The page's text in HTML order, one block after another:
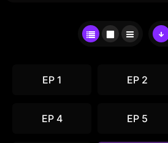
EP 1 EP 2
EP 4 EP 5